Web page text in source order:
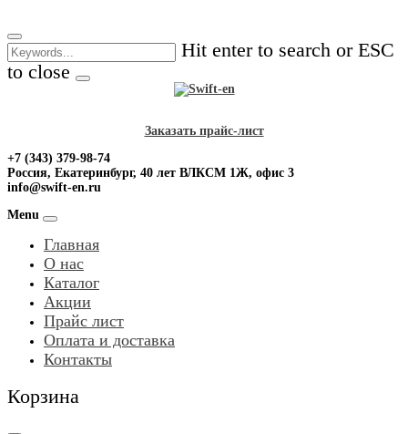
to
content
Hit enter to search or ESC
to close
Заказать прайс-лист
+7 (343) 379-98-74
Россия, Екатеринбург, 40 лет ВЛКСМ 1Ж, офис 3
info@swift-en.ru
Menu
Главная
О нас
Каталог
Акции
Прайс лист
Оплата и доставка
Контакты
Корзина